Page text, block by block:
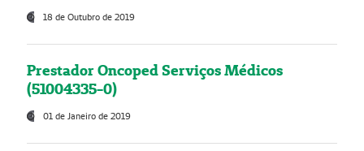
18 de Outubro de 2019
Prestador Oncoped Serviços Médicos
(51004335-0)
01 de Janeiro de 2019